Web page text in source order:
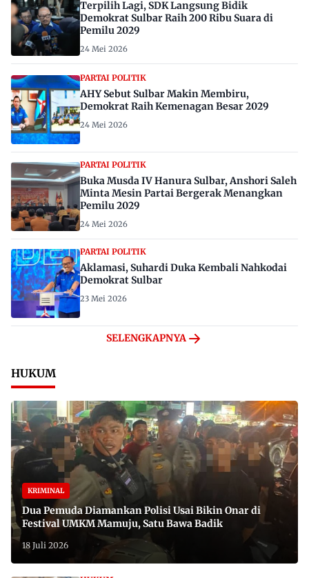
Terpilih Lagi, SDK Langsung Bidik
Demokrat Sulbar Raih 200 Ribu Suara di
Pemilu 2029
24 Mei 2026
PARTAI POLITIK
AHY Sebut Sulbar Makin Membiru,
Demokrat Raih Kemenagan Besar 2029
24 Mei 2026
PARTAI POLITIK
Buka Musda IV Hanura Sulbar, Anshori Saleh
Minta Mesin Partai Bergerak Menangkan
Pemilu 2029
24 Mei 2026
PARTAI POLITIK
Aklamasi, Suhardi Duka Kembali Nahkodai
Demokrat Sulbar
23 Mei 2026
SELENGKAPNYA
HUKUM
KRIMINAL
Dua Pemuda Diamankan Polisi Usai Bikin Onar di
Festival UMKM Mamuju, Satu Bawa Badik
18 Juli 2026